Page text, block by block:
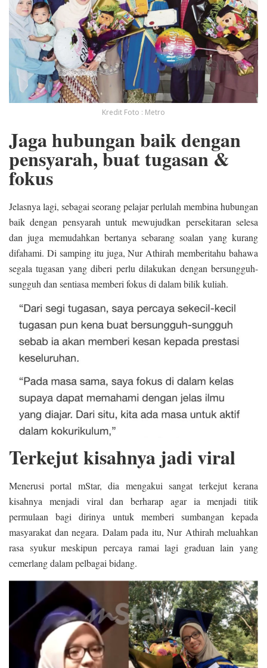
Kredit Foto : Metro
Jaga hubungan baik dengan
pensyarah, buat tugasan &
fokus
Jelasnya lagi, sebagai seorang pelajar perlulah membina hubungan
baik dengan pensyarah untuk mewujudkan persekitaran selesa
dan juga memudahkan bertanya sebarang soalan yang kurang
difahami. Di samping itu juga, Nur Athirah memberitahu bahawa
segala tugasan yang diberi perlu dilakukan dengan bersungguh-
sungguh dan sentiasa memberi fokus di dalam bilik kuliah.
Terkejut kisahnya jadi viral
Menerusi portal mStar, dia mengakui sangat terkejut kerana
kisahnya menjadi viral dan berharap agar ia menjadi titik
permulaan bagi dirinya untuk memberi sumbangan kepada
masyarakat dan negara. Dalam pada itu, Nur Athirah meluahkan
rasa syukur meskipun percaya ramai lagi graduan lain yang
cemerlang dalam pelbagai bidang.